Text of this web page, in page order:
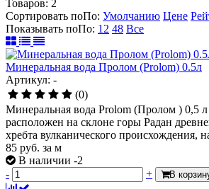
Товаров: 2
Сортировать поПо: Умолчанию Цене
Показывать поПо: 12 48 Все
Минеральная вода Пролом (Prolom) 0.5л
Артикул: -
(0)
Минеральная вода Prolom (Пролом ) 0,5
расположен на склоне горы Радан
хребта вулканического происхождения,
85 руб. за м
В наличии -2
-
+ В